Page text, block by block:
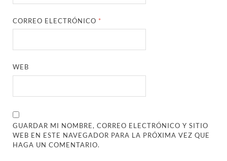
CORREO ELECTRÓNICO *
WEB
GUARDAR MI NOMBRE, CORREO ELECTRÓNICO Y SITIO
WEB EN ESTE NAVEGADOR PARA LA PRÓXIMA VEZ QUE
HAGA UN COMENTARIO.